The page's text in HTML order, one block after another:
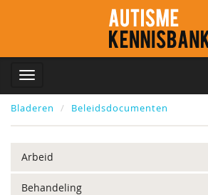
Bladeren Beleidsdocumenten
Arbeid
Behandeling